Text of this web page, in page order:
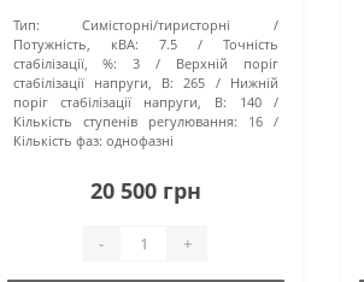
Тип:
Симісторні/тиристорні
Потужність, кВА:
7.5
Точність
стабілізації, %:
3
Верхній поріг
стабілізації напруги, В:
265
Нижній
поріг стабілізації напруги, В:
140
Кількість ступенів регулювання:
16
Кількість фаз: однофазні
20 500 грн
- +